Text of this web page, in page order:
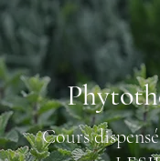
Cours